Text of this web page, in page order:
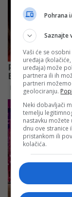
Pohrana
Saznajte
Vaši će se
uređaja
uređaja) može
partnera ili ih
partneri
geolociranju.
Neki dobavljači
temelju
nastavku
dnu ove stranice
pristankom ili
kolačića.